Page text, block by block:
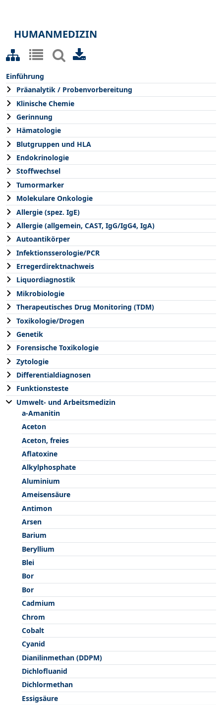
HUMANMEDIZIN
Einführung
Präanalytik / Probenvorbereitung
Klinische Chemie
Gerinnung
Hämatologie
Blutgruppen und HLA
Endokrinologie
Stoffwechsel
Tumormarker
Molekulare Onkologie
Allergie (spez. IgE)
Allergie (allgemein, CAST, IgG/IgG4, IgA)
Autoantikörper
Infektionsserologie/PCR
Erregerdirektnachweis
Liquordiagnostik
Mikrobiologie
Therapeutisches Drug Monitoring (TDM)
Toxikologie/Drogen
Genetik
Forensische Toxikologie
Zytologie
Differentialdiagnosen
Funktionsteste
Umwelt- und Arbeitsmedizin
a-Amanitin
Aceton
Aceton, freies
Aflatoxine
Alkylphosphate
Aluminium
Ameisensäure
Antimon
Arsen
Barium
Beryllium
Blei
Bor
Bor
Cadmium
Chrom
Cobalt
Cyanid
Dianilinmethan (DDPM)
Dichlofluanid
Dichlormethan
Essigsäure